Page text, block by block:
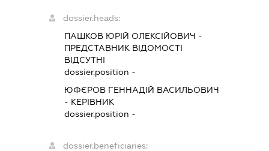
dossier.heads:
ПАШКОВ ЮРІЙ ОЛЕКСІЙОВИЧ -
ПРЕДСТАВНИК ВІДОМОСТІ
ВІДСУТНІ
dossier.position -
ЮФЄРОВ ГЕННАДІЙ ВАСИЛЬОВИЧ
- КЕРІВНИК
dossier.position -
dossier.beneficiaries: